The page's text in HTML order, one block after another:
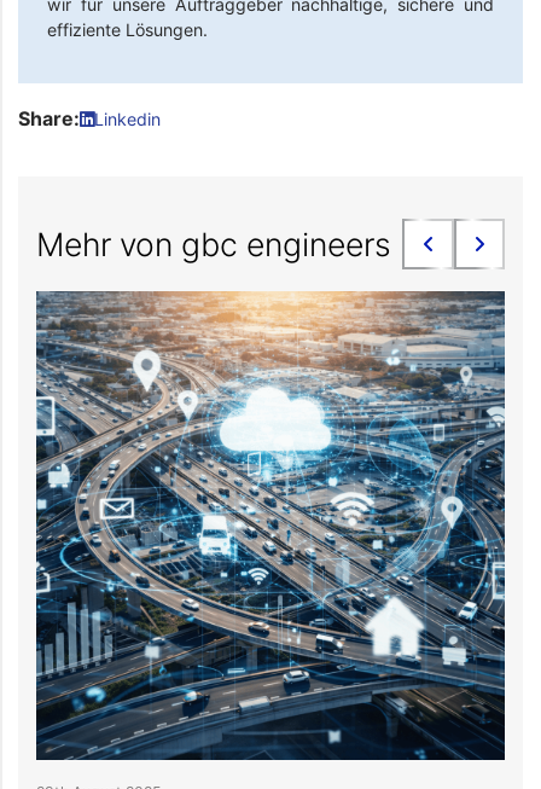
wir für unsere Auftraggeber nachhaltige, sichere und
effiziente Lösungen.
Share: Linkedin
Mehr von gbc engineers